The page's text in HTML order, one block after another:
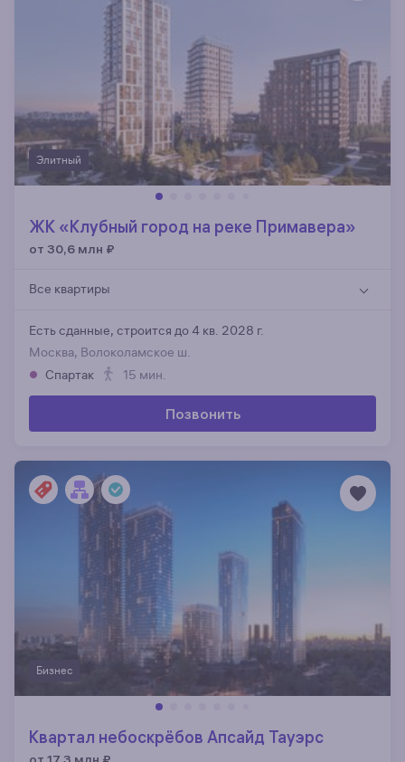
Элитный
ЖК «Клубный город на реке Примавера»
от 30,6 млн ₽
Все квартиры
Есть сданные, строится до 4 кв. 2028 г.
Москва, Волоколамское ш.
Спартак
15 мин.
Позвонить
Бизнес
Квартал небоскрёбов Апсайд Тауэрс